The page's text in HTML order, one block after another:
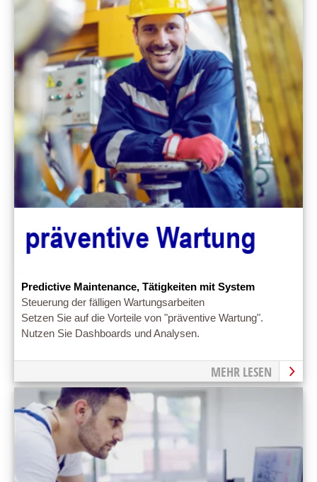
Predictive Maintenance, Tätigkeiten mit System
Steuerung der fälligen Wartungsarbeiten
Setzen Sie auf die Vorteile von "präventive Wartung".
Nutzen Sie Dashboards und Analysen.
MEHR LESEN